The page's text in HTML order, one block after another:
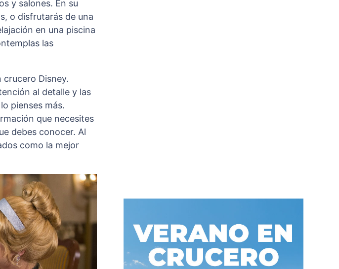
y salones. En su
o disfrutarás de una
en una piscina
las
crucero Disney.
al detalle y las
pienses más.
que necesites
debes conocer. Al
como la mejor